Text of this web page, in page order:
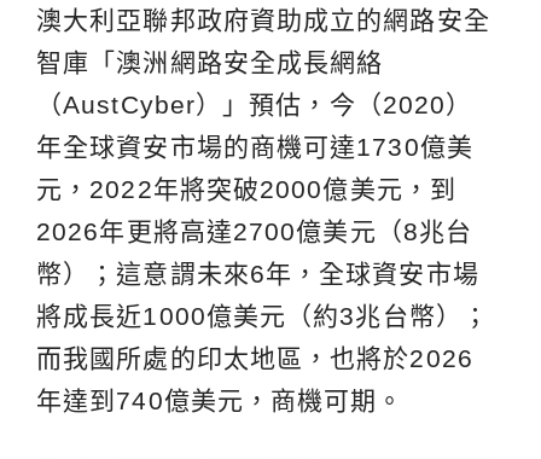
澳大利亞聯邦政府資助成立的網路安全
智庫「澳洲網路安全成長網絡
（AustCyber）」預估，今（2020）
年全球資安市場的商機可達1730億美
元，2022年將突破2000億美元，到
2026年更將高達2700億美元（8兆台
幣）；這意謂未來6年，全球資安市場
將成長近1000億美元（約3兆台幣）；
而我國所處的印太地區，也將於2026
年達到740億美元，商機可期。